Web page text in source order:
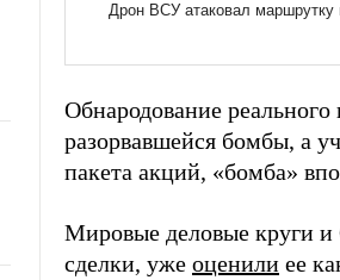
Обнародование
разорвавшейся бомбы, а
пакета акций, «бомба»
Мировые деловые круги
сделки, уже оценили ее